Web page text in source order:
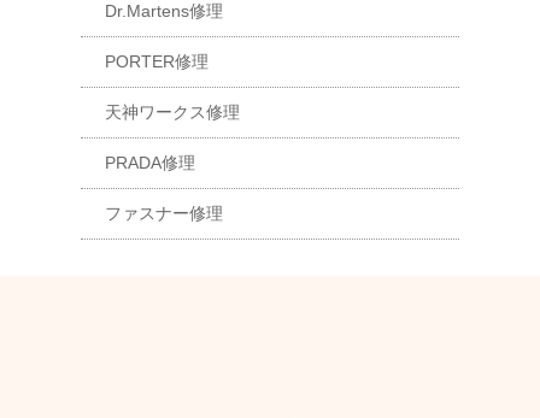
Dr.Martens修理
PORTER修理
天神ワークス修理
PRADA修理
ファスナー修理